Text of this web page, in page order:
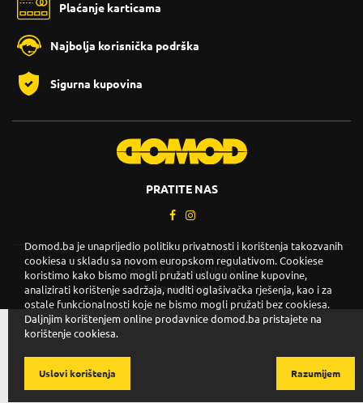
Plaćanje karticama
Najbolja korisnička podrška
Sigurna kupovina
PRATITE NAS
Copyright © 2026. DOMOD.
Uslovi korištenja.
Domod.ba je unaprijedio politiku privatnosti i korištenja takozvanih
cookiesa u skladu sa novom europskom regulativom. Cookiese
koristimo kako bismo mogli pružati uslugu online kupovine,
analizirati korištenje sadržaja, nuditi oglašivačka rješenja, kao i za
ostale funkcionalnosti koje ne bismo mogli pružati bez cookiesa.
Daljnjim korištenjem online prodavnice domod.ba pristajete na
korištenje cookiesa.
Razumijem
Uslovi korištenja